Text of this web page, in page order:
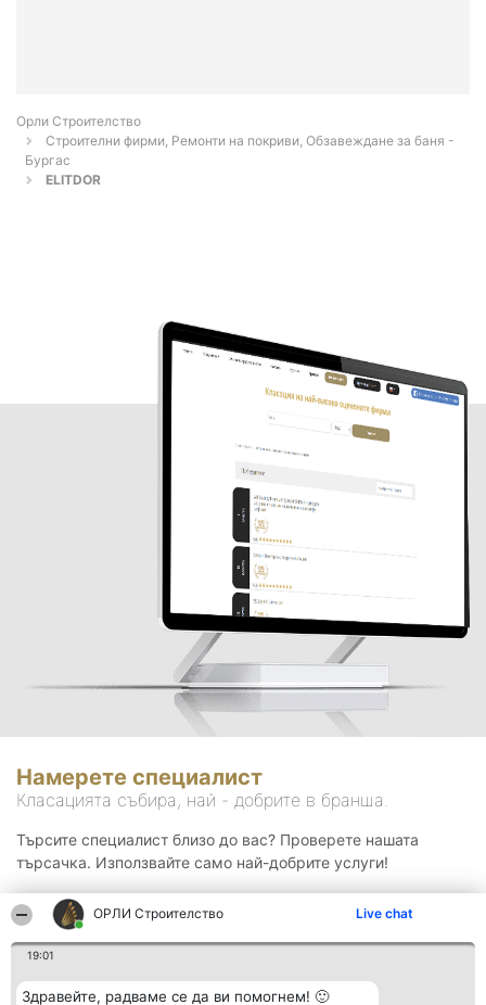
ОРЛИ Строителство Live chat
19:01
Здравейте, радваме се да ви помогнем! 🙂
Орли Строителство
Строителни фирми, Ремонти на покриви, Обзавеждане за баня -
Бургас
ELITDOR
Намерете специалист
Класацията събира, най - добрите в бранша.
Търсите специалист близо до вас? Проверете нашата
търсачка. Използвайте само най-добрите услуги!